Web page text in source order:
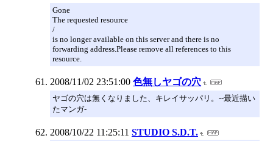
Gone
The requested resource
/
is no longer available on this server and there is no
forwarding address.Please remove all references to this
resource.
2008/11/02 23:51:00 色無しヤゴの穴
ヤゴの穴は無くなりました、キレイサッパリ。--最近描い
たマンガ-
2008/10/22 11:25:11 STUDIO S.D.T.